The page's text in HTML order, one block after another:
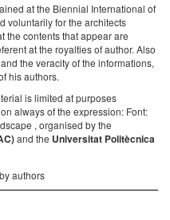
at the Biennial International of
voluntarily for the architects
the contents that appear are
at the royalties of author. Also
the veracity of the informations,
his authors.
is limited at purposes
always of the expression: Font:
, organised by the
and the Universitat Politècnica
authors